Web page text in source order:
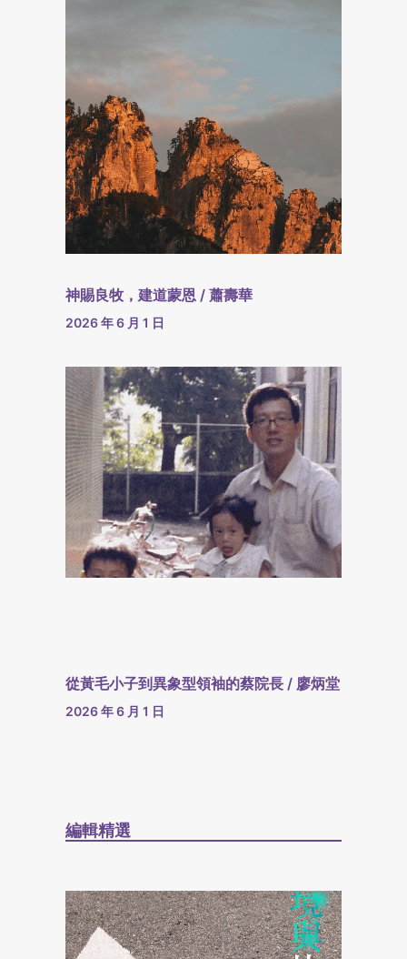
神賜良牧，建道蒙恩 / 蕭壽華
2026 年 6 月 1 日
從黃毛小子到異象型領袖的蔡院長 / 廖炳堂
2026 年 6 月 1 日
編輯精選